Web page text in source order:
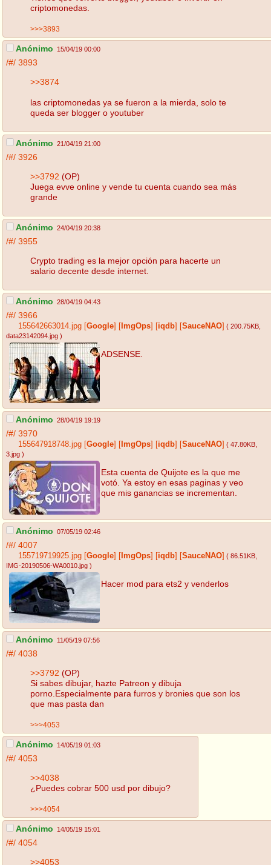
criptomonedas.
>>>3893
Anónimo 15/04/19 00:00
/#/ 3893
>>3874
las criptomonedas ya se fueron a la mierda, solo te
queda ser blogger o youtuber
Anónimo 21/04/19 21:00
/#/ 3926
>>3792 (OP)
Juega evve online y vende tu cuenta cuando sea más
grande
Anónimo 24/04/19 20:38
/#/ 3955
Crypto trading es la mejor opción para hacerte un
salario decente desde internet.
Anónimo 28/04/19 04:43
/#/ 3966
155642663014.jpg Google ImgOps iqdb SauceNAO ( 200.75KB
data23142094.jpg )
ADSENSE.
Anónimo 28/04/19 19:19
/#/ 3970
155647918748.jpg Google ImgOps iqdb SauceNAO ( 47.80KB
3.jpg )
Esta cuenta de Quijote es la que me
votó. Ya estoy en esas paginas y veo
que mis ganancias se incrementan.
Anónimo 07/05/19 02:46
/#/ 4007
155719719925.jpg Google ImgOps iqdb SauceNAO ( 86.51KB
IMG-20190506-WA0010.jpg )
Hacer mod para ets2 y venderlos
Anónimo 11/05/19 07:56
/#/ 4038
>>3792 (OP)
Si sabes dibujar, hazte Patreon y dibuja
porno.Especialmente para furros y bronies que son los
que mas pasta dan
>>>4053
Anónimo 14/05/19 01:03
/#/ 4053
>>4038
¿Puedes cobrar 500 usd por dibujo?
>>>4054
Anónimo 14/05/19 15:01
/#/ 4054
>>4053